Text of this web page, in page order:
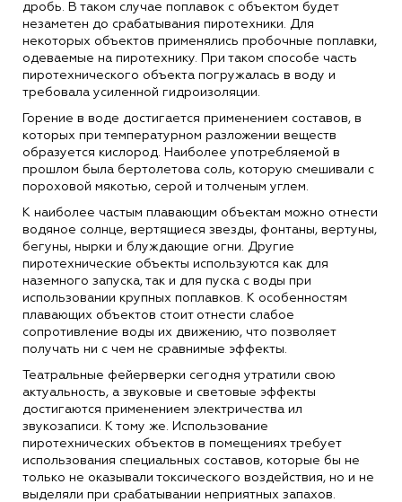
дробь. В таком случае поплавок с объектом будет
незаметен до срабатывания пиротехники. Для
некоторых объектов применялись пробочные поплавки,
одеваемые на пиротехнику. При таком способе часть
пиротехнического объекта погружалась в воду и
требовала усиленной гидроизоляции.
Горение в воде достигается применением составов, в
которых при температурном разложении веществ
образуется кислород. Наиболее употребляемой в
прошлом была бертолетова соль, которую смешивали с
пороховой мякотью, серой и толченым углем.
К наиболее частым плавающим объектам можно отнести
водяное солнце, вертящиеся звезды, фонтаны, вертуны,
бегуны, нырки и блуждающие огни. Другие
пиротехнические объекты используются как для
наземного запуска, так и для пуска с воды при
использовании крупных поплавков. К особенностям
плавающих объектов стоит отнести слабое
сопротивление воды их движению, что позволяет
получать ни с чем не сравнимые эффекты.
Театральные фейерверки сегодня утратили свою
актуальность, а звуковые и световые эффекты
достигаются применением электричества ил
звукозаписи. К тому же. Использование
пиротехнических объектов в помещениях требует
использования специальных составов, которые бы не
только не оказывали токсического воздействия, но и не
выделяли при срабатывании неприятных запахов.